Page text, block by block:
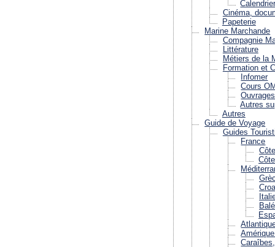
Cinéma,
Papeterie
Marine Marchande
Compagnie
Littérature
Métiers de la
Formation et
Infomer
Cours
Autres
Autres
Guide de Voyage
Guides
France